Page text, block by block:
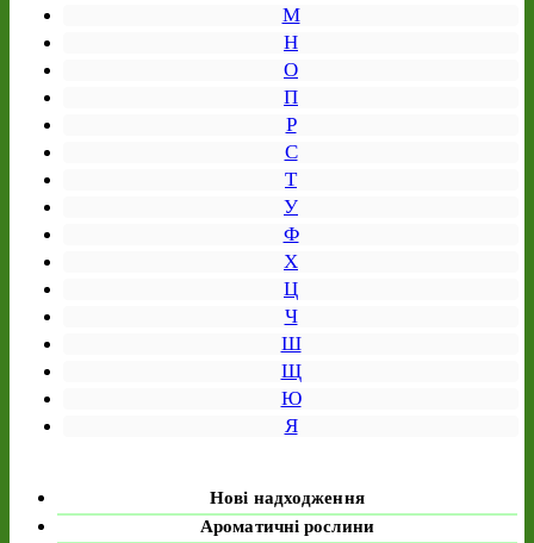
М
Н
О
П
Р
С
Т
У
Ф
Х
Ц
Ч
Ш
Щ
Ю
Я
Нові надходження
Ароматичні рослини